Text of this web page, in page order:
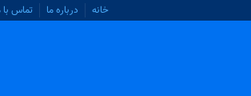
خانه درباره ما تماس با